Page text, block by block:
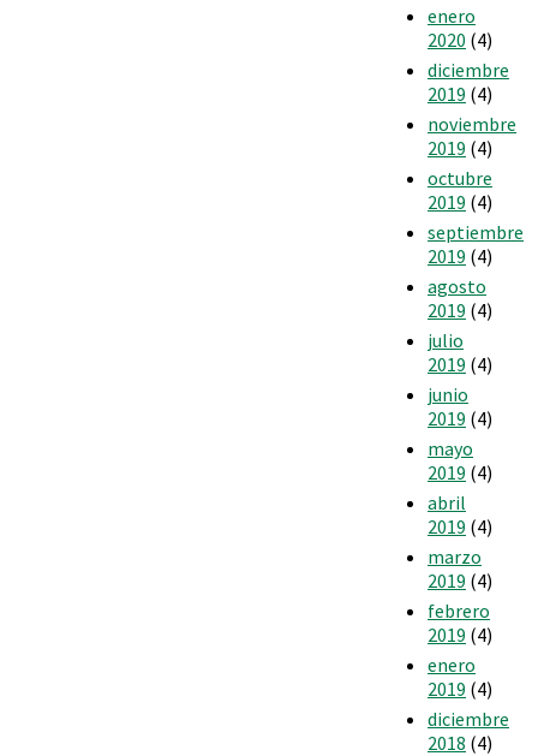
enero
2020 (4)
diciembre
2019 (4)
noviembre
2019 (4)
octubre
2019 (4)
septiembre
2019 (4)
agosto
2019 (4)
julio
2019 (4)
junio
2019 (4)
mayo
2019 (4)
abril
2019 (4)
marzo
2019 (4)
febrero
2019 (4)
enero
2019 (4)
diciembre
2018 (4)